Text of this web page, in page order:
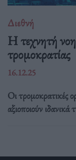
Διεθνή
Η τεχνητή
τρομοκρατίας
16.12.25
Οι τρομοκρατικές
αξιοποιούν